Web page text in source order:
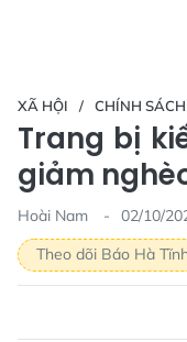
XÃ HỘI CHÍNH SÁCH
Trang bị
giảm
Hoài Nam
02/10/
Theo dõi Báo Hà